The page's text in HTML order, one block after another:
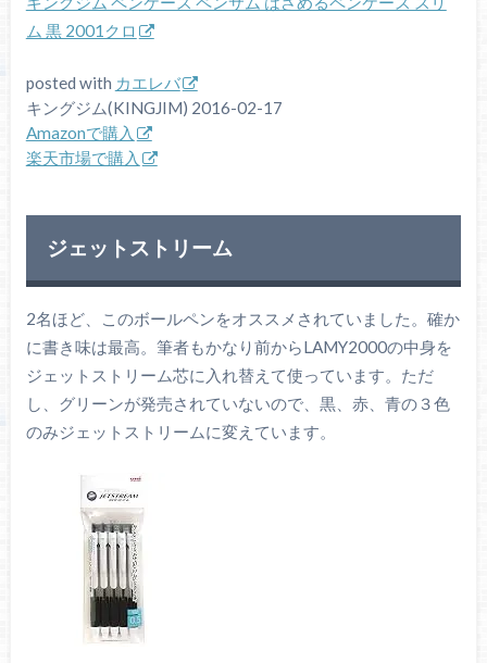
ム 黒 2001クロ
posted with カエレバ
キングジム(KINGJIM) 2016-02-17
Amazonで購入
楽天市場で購入
ジェットストリーム
2名ほど、このボールペンをオススメされていました。確か
に書き味は最高。筆者もかなり前からLAMY2000の中身を
ジェットストリーム芯に入れ替えて使っています。ただ
し、グリーンが発売されていないので、黒、赤、青の３色
のみジェットストリームに変えています。